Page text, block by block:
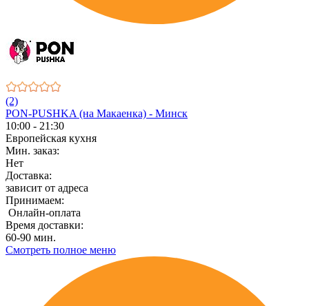
(2)
PON-PUSHKA (на Макаенка) - Минск
10:00 - 21:30
Европейская кухня
Мин. заказ:
Нет
Доставка:
зависит от адреса
Принимаем:
Онлайн-оплата
Время доставки:
60-90 мин.
Смотреть полное меню